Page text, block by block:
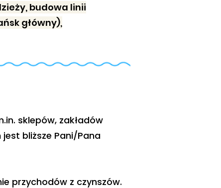
budowa linii
główny),
sklepów, zakładów
bliższe Pani/Pana
przychodów z czynszów.